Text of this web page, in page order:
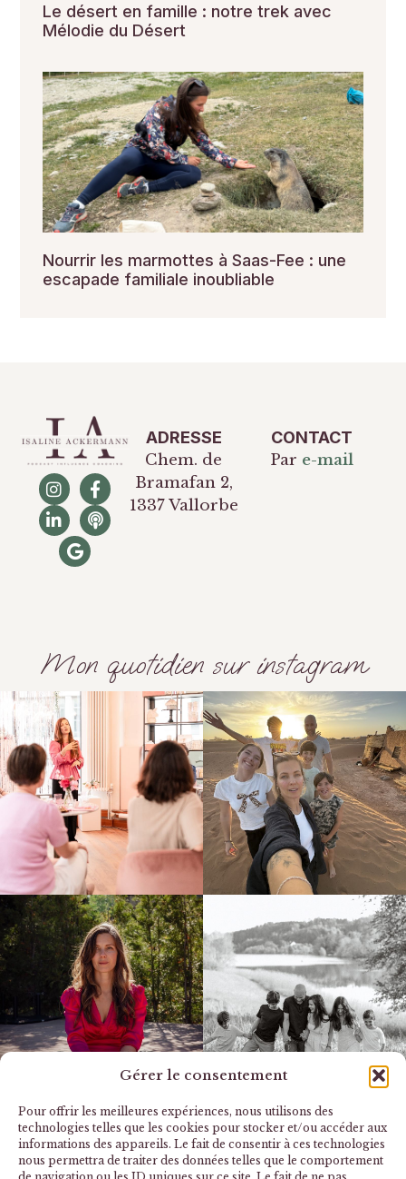
Gérer le consentement
Pour offrir les meilleures expériences, nous utilisons des
technologies telles que les cookies pour stocker et/ou accéder aux
informations des appareils. Le fait de consentir à ces technologies
nous permettra de traiter des données telles que le comportement
Le désert en famille : notre trek avec
Mélodie du Désert
Nourrir les marmottes à Saas-Fee : une
escapade familiale inoubliable
ADRESSE
Chem. de
Bramafan 2,
1337 Vallorbe
CONTACT
Par e-mail
Mon quotidien sur instagram